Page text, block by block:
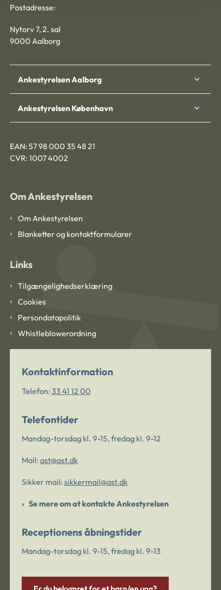
Postadresse:
Nytorv 7, 2. sal
9000 Aalborg
Ankestyrelsen Aalborg
Ankestyrelsen København
EAN: 57 98 000 35 48 21
CVR: 1007 4002
Om Ankestyrelsen
Om Ankestyrelsen
Blanketter og kontaktformularer
Links
Tilgængelighedserklæring
Cookies
Persondatapolitik
Whistleblowerordning
Kontaktinformation
Telefon: 33 41 12 00
Telefontider
Mandag-torsdag kl. 9-15, fredag kl. 9-12
Mail: ast@ast.dk
Sikker mail: sikkermail@ast.dk
Se mere om at kontakte Ankestyrelsen
Receptionens åbningstider
Mandag-torsdag kl. 9-15, fredag kl. 9-13